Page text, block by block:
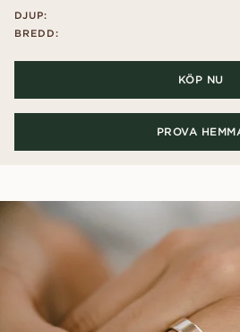
DJUP:
BREDD:
KÖP NU
PROVA